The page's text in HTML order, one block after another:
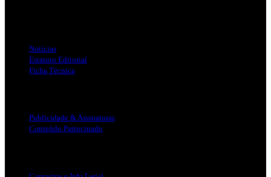
Notícias
Estatuto Editorial
Ficha Técnica
Publicidade & Assinaturas
Conteúdo Patrocinado